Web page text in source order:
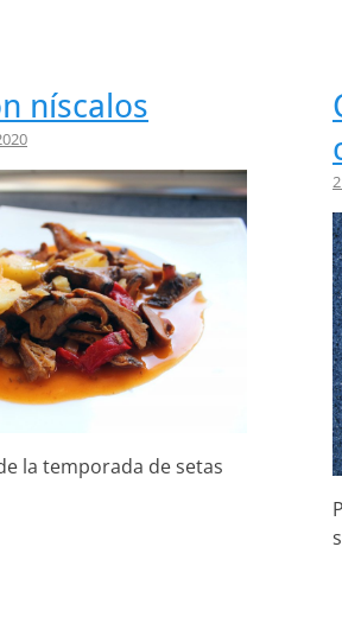
níscalos
la temporada de setas